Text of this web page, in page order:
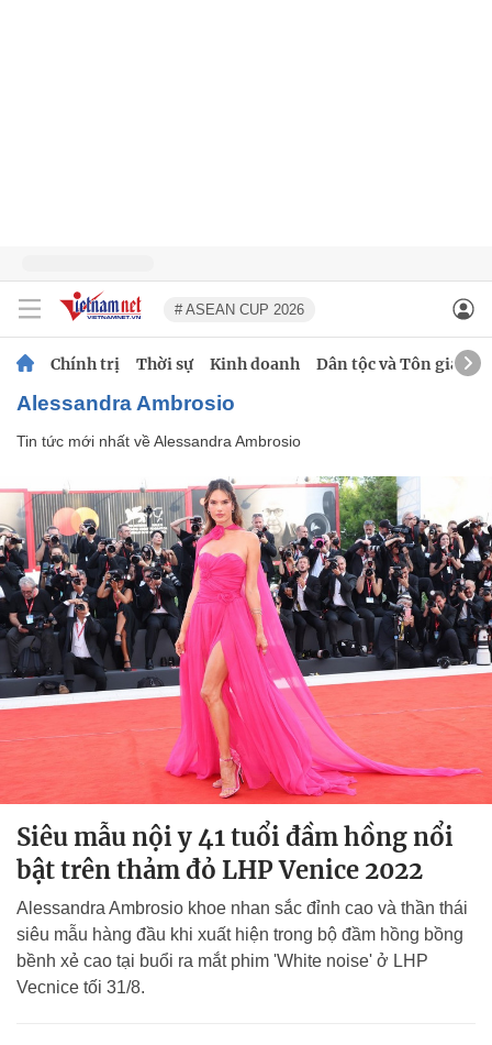
# ASEAN CUP 2026
Chính trị Thời sự Kinh doanh Dân tộc và Tôn giáo
Alessandra Ambrosio
Tin tức mới nhất vềAlessandra Ambrosio
Siêu mẫu nội y 41 tuổi đầm hồng nổi
bật trên thảm đỏ LHP Venice 2022
Alessandra Ambrosio khoe nhan sắc đỉnh cao và thần thái
siêu mẫu hàng đầu khi xuất hiện trong bộ đầm hồng bồng
bềnh xẻ cao tại buổi ra mắt phim 'White noise' ở LHP
Vecnice tối 31/8.